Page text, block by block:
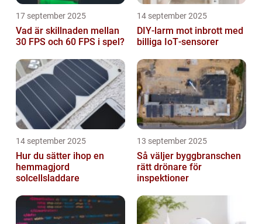
17 september 2025
Vad är skillnaden mellan
30 FPS och 60 FPS i spel?
14 september 2025
DIY‑larm mot inbrott med
billiga IoT‑sensorer
14 september 2025
Hur du sätter ihop en
hemmagjord
solcellsladdare
13 september 2025
Så väljer byggbranschen
rätt drönare för
inspektioner